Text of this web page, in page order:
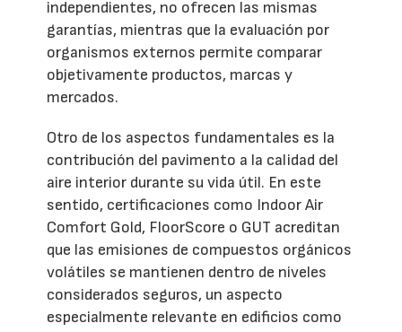
independientes, no ofrecen las mismas
garantías, mientras que la evaluación por
organismos externos permite comparar
objetivamente productos, marcas y
mercados.
Otro de los aspectos fundamentales es la
contribución del pavimento a la calidad del
aire interior durante su vida útil. En este
sentido, certificaciones como Indoor Air
Comfort Gold, FloorScore o GUT acreditan
que las emisiones de compuestos orgánicos
volátiles se mantienen dentro de niveles
considerados seguros, un aspecto
especialmente relevante en edificios como